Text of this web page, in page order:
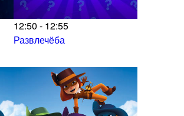
12:50 - 12:55
Развлечёба